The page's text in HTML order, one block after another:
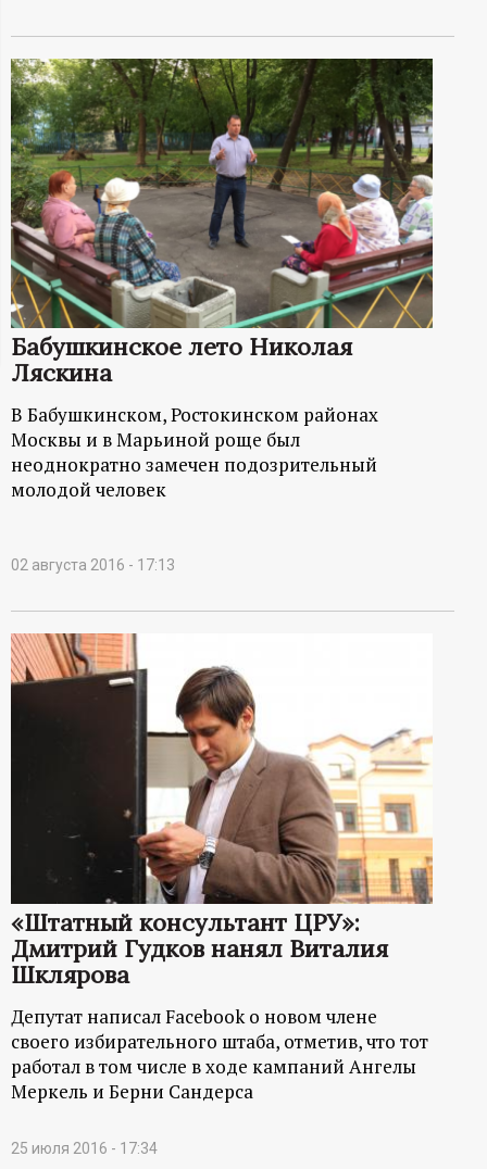
и
н
ф
о
р
м
а
ц
и
о
ы
т
а
л
Бабушкинское лето Николая
Ляскина
В Бабушкинском, Ростокинском районах
Москвы и в Марьиной роще был
неоднократно замечен подозрительный
молодой человек
02 августа 2016 - 17:13
«Штатный консультант ЦРУ»:
Дмитрий Гудков нанял Виталия
Шклярова
Депутат написал Facebook о новом члене
своего избирательного штаба, отметив, что тот
работал в том числе в ходе кампаний Ангелы
Меркель и Берни Сандерса
25 июля 2016 - 17:34